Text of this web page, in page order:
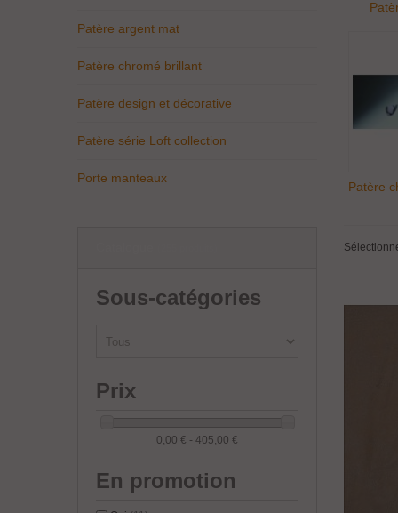
Patère argent mat
Patère chromé brillant
Patère design et décorative
Patère série Loft collection
Porte manteaux
Sous-catégories
Prix
0,00 € - 405,00 €
En promotion
Patère